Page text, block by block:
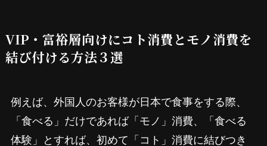
VIP・富裕層向けにコト消費とモノ消費を
結び付ける方法３選
例えば、外国人のお客様が日本で食事をする際、
「食べる」だけであれば「モノ」消費、「食べる
体験」とすれば、初めて「コト」消費に結びつき